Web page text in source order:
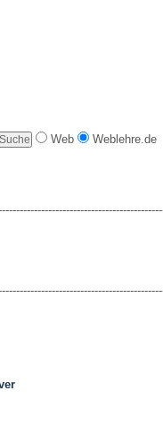
Web Weblehre.de